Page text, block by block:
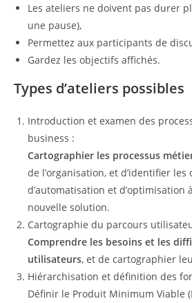
Les ateliers ne doivent pas durer
une pause),
Permettez aux participants de
Gardez les objectifs affichés.
Types d’ateliers possibles
Introduction et examen des
business :
Cartographier les processus
de l’organisation, et d’identifier
d’automatisation et d’optimisation
nouvelle solution.
Cartographie du parcours
Comprendre les besoins et les
utilisateurs, et de cartographier
Hiérarchisation et définition des
Définir le Produit Minimum Viable